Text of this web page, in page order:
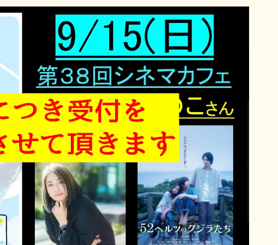
レンタル・ファミリー
8/22(土)～8/28(金)
女性の休日